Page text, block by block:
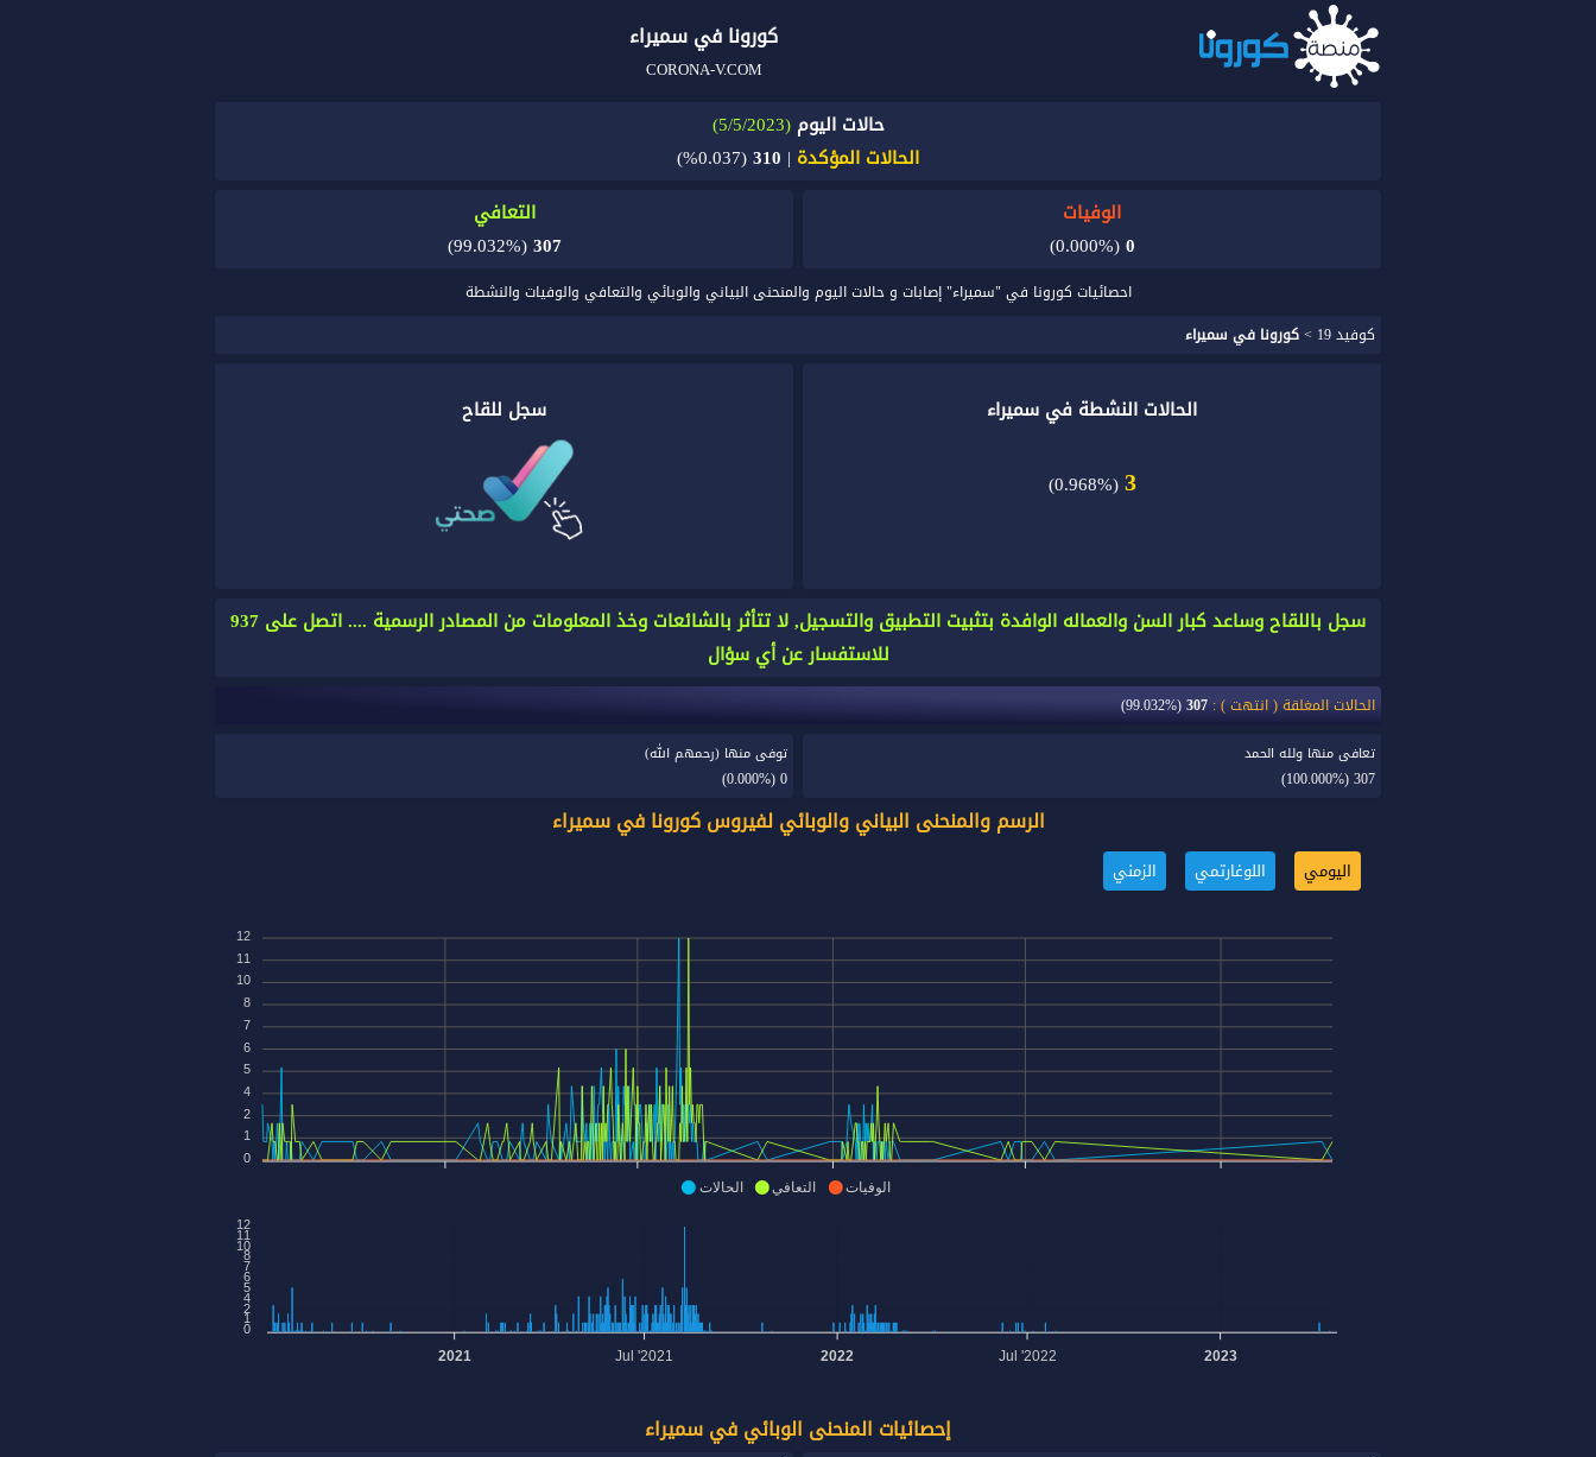
كورونا في سميراء
CORONA-V.COM
حالات اليوم (5/5/2023)
الحالات المؤكدة |
310
(0.037%)
الوفيات
0
(0.000%)
التعافي
307
(99.032%)
احصائيات كورونا في "سميراء" إصابات و حالات اليوم والمنحنى البياني والوبائي والتعافي والوفيات والنشطة
كوفيد 19
>كورونا في سميراء
الحالات النشطة في سميراء
3
(0.968%)
سجل للقاح
سجل باللقاح وساعد كبار السن والعماله الوافدة بتثبيت التطبيق والتسجيل, لا تتأثر بالشائعات وخذ المعلومات من المصادر الرسمية .... اتصل على 937
للاستفسار عن أي سؤال
الحالات المغلقة ( انتهت ) : 307
(99.032%)
تعافى منها ولله الحمد
307
(100.000%)
توفى منها (رحمهم الله)
0
(0.000%)
الرسم والمنحنى البياني والوبائي لفيروس كورونا في سميراء
اليومي اللوغارتمي الزمني
الحالات التعافي الوفيات
12
11
10
8
7
6
5
4
2
1
0
2021 Jul '2021 2022 Jul '2022 2023
12
11
10
8
7
6
5
4
2
1
0
إحصائيات المنحنى الوبائي في سميراء